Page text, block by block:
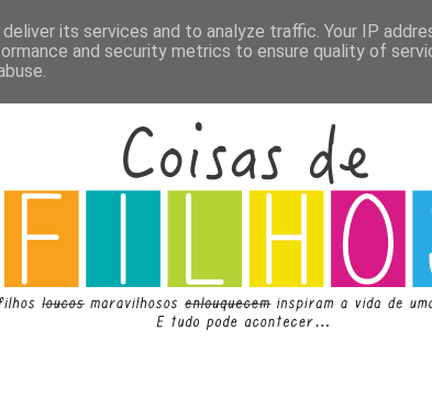
its services and to analyze traffic. Your IP
and security metrics to ensure quality of